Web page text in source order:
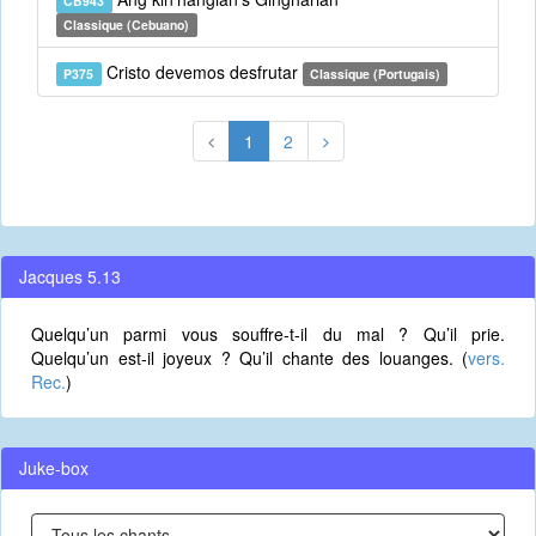
Classique (Cebuano)
P375 Cristo devemos desfrutar Classique (Portugais)
1 2
Jacques 5.13
Quelqu’un parmi vous souffre-t-il du mal ? Qu’il prie.
Quelqu’un est-il joyeux ? Qu’il chante des louanges. (vers.
Rec.)
Juke-box